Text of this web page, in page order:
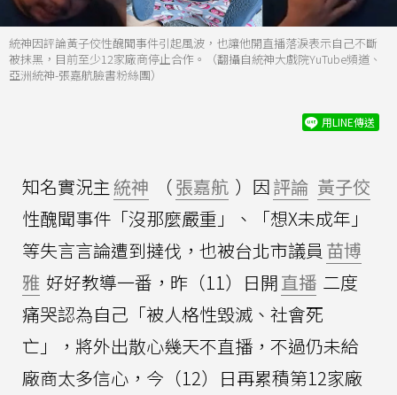
統神因評論黃子佼性醜聞事件引起風波，也讓他開直播落淚表示自己不斷
被抹黑，目前至少12家廠商停止合作。（翻攝自統神大戲院YuTube頻道、
亞洲統神-張嘉航臉書粉絲團）
用LINE傳送
知名實況主統神 （張嘉航 ）因評論 黃子佼
性醜聞事件「沒那麼嚴重」、「想X未成年」
等失言言論遭到撻伐，也被台北市議員 苗博
雅 好好教導一番，昨（11）日開直播 二度
痛哭認為自己「被人格性毀滅、社會死
亡」，將外出散心幾天不直播，不過仍未給
廠商太多信心，今（12）日再累積第12家廠